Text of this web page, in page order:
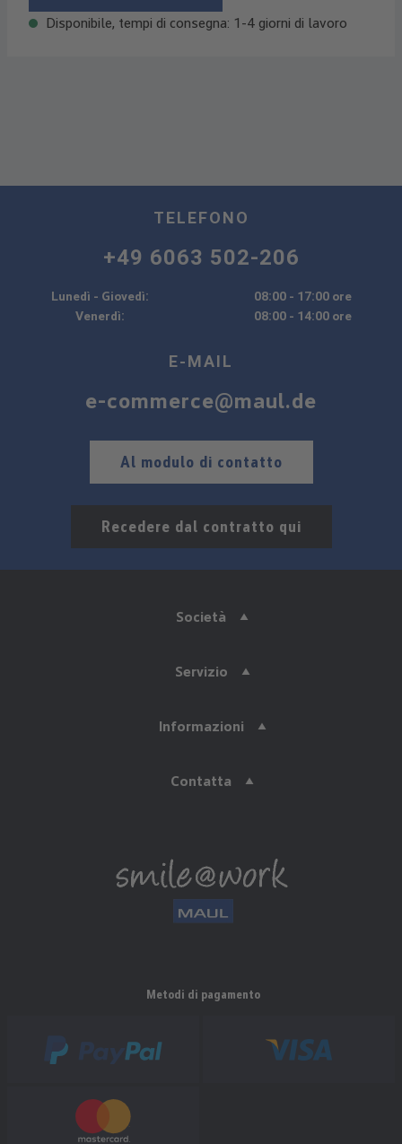
Disponibile, tempi di consegna: 1-4 giorni di lavoro
TELEFONO
+49 6063 502-206
Lunedì - Giovedì:
08:00 - 17:00 ore
Venerdì:
08:00 - 14:00 ore
E-MAIL
e-commerce@maul.de
Al modulo di contatto
Recedere dal contratto qui
Società
Servizio
Informazioni
Contatta
Metodi di pagamento